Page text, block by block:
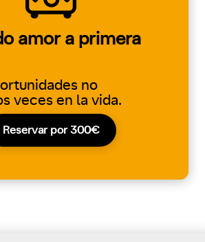
amor a primera
no
veces en la vida.
Reservar por 300€